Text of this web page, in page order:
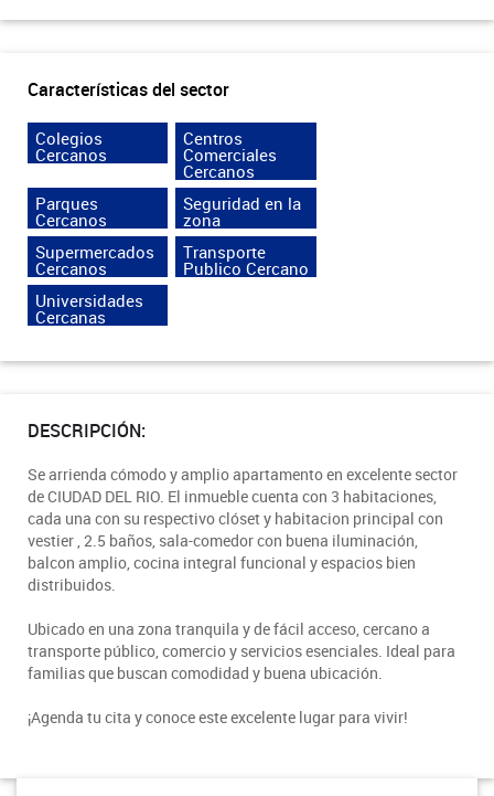
Características del sector
Colegios
Cercanos
Centros
Comerciales
Cercanos
Parques
Cercanos
Seguridad en la
zona
Supermercados
Cercanos
Transporte
Publico Cercano
Universidades
Cercanas
DESCRIPCIÓN:
Se arrienda cómodo y amplio apartamento en excelente sector
de CIUDAD DEL RIO. El inmueble cuenta con 3 habitaciones,
cada una con su respectivo clóset y habitacion principal con
vestier , 2.5 baños, sala-comedor con buena iluminación,
balcon amplio, cocina integral funcional y espacios bien
distribuidos.
Ubicado en una zona tranquila y de fácil acceso, cercano a
transporte público, comercio y servicios esenciales. Ideal para
familias que buscan comodidad y buena ubicación.
¡Agenda tu cita y conoce este excelente lugar para vivir!